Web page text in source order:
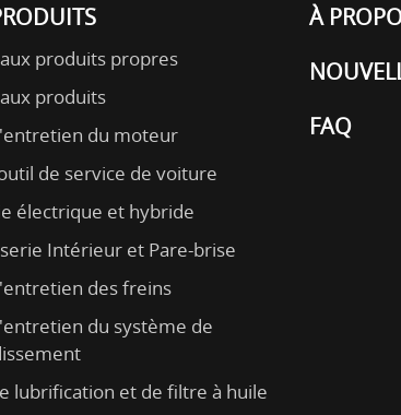
produits propres
produits
du moteur
de service de voiture
électrique et hybride
Intérieur et Pare-brise
des freins
du système de
lubrification et de filtre à huile
À
FAQ